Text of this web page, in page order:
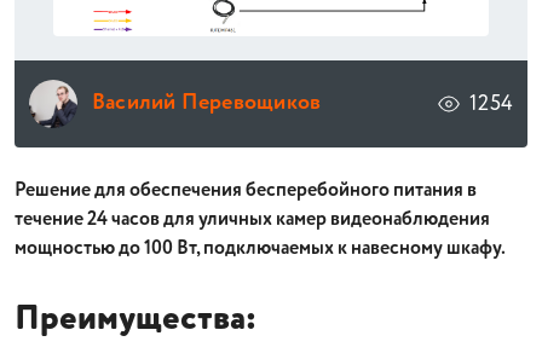
Василий Перевощиков 1254
Решение для обеспечения бесперебойного питания в
течение 24 часов для уличных камер видеонаблюдения
мощностью до 100 Вт, подключаемых к навесному шкафу.
Преимущества: